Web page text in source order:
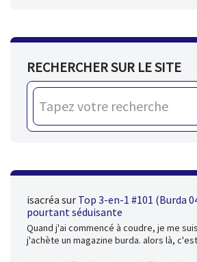
RECHERCHER SUR LE SITE
isacréa sur Top 3-en-1 #101 (Burda
pourtant séduisante
Quand j'ai commencé à coudre, je me
j'achète un magazine burda. alors là,